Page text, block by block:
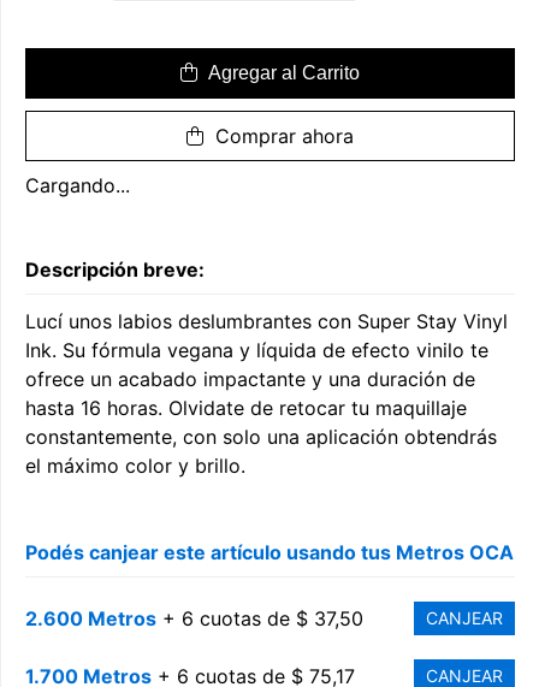
Agregar al Carrito
Comprar ahora
Cargando...
Descripción breve:
Lucí unos labios deslumbrantes con Super Stay Vinyl
Ink. Su fórmula vegana y líquida de efecto vinilo te
ofrece un acabado impactante y una duración de
hasta 16 horas. Olvidate de retocar tu maquillaje
constantemente, con solo una aplicación obtendrás
el máximo color y brillo.
Podés canjear este artículo usando tus Metros OCA
2.600 Metros + 6 cuotas de $ 37,50 CANJEAR
1.700 Metros + 6 cuotas de $ 75,17 CANJEAR